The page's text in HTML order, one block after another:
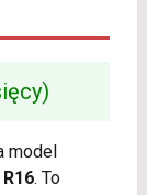
model
. To